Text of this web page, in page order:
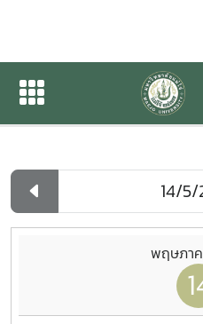
ปฏิทินกิจกรรมข
ปฏิทินกิจกรรมของหน่วยงาน
พฤษภา